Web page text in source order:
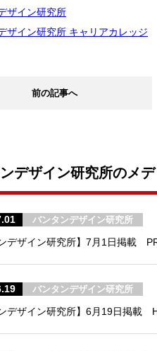
ザイン研究所
ザイン研究所 キャリアカレッジ
前の記事へ
デザイン研究所のメ
バンタンデザイン研究所
ンデザイン研究所】7月1日掲載
バンタンデザイン研究所
ンデザイン研究所】6月19日掲載